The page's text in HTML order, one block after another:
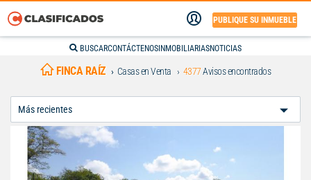
PUBLIQUE SU INMUEBLE
BUSCARCONTÁCTENOS INMOBILIARIASNOTICIAS
FINCA RAÍZ Casas en Venta 4377Avisos encontrados